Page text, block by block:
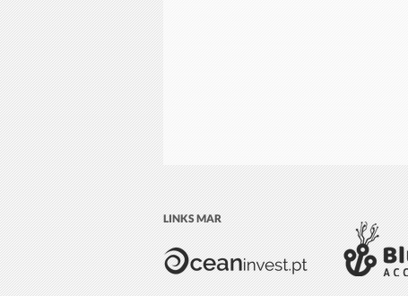
LINKS MAR